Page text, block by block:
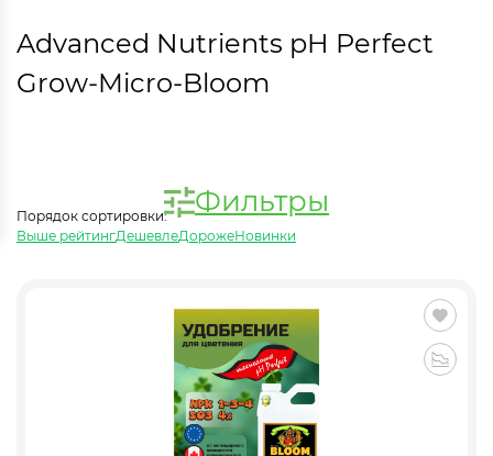
Advanced Nutrients pH Perfect
Grow-Micro-Bloom
Фильтры
Порядок сортировки:
Выше рейтингДешевлеДорожеНовинки